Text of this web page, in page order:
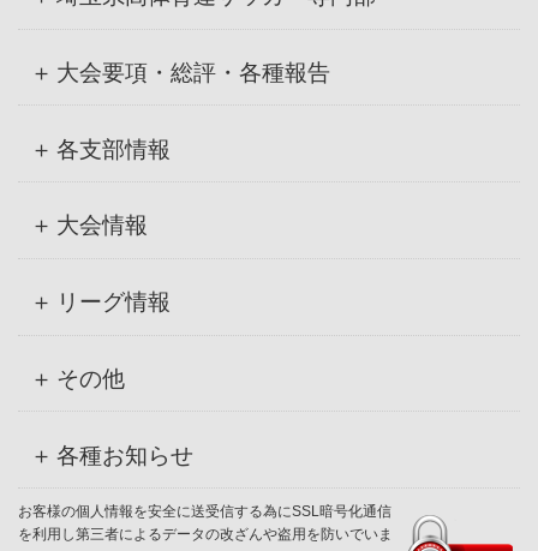
大会要項・総評・各種報告
各支部情報
大会情報
リーグ情報
その他
各種お知らせ
お客様の個人情報を安全に送受信する為にSSL暗号化通信
を利用し第三者によるデータの改ざんや盗用を防いでいま